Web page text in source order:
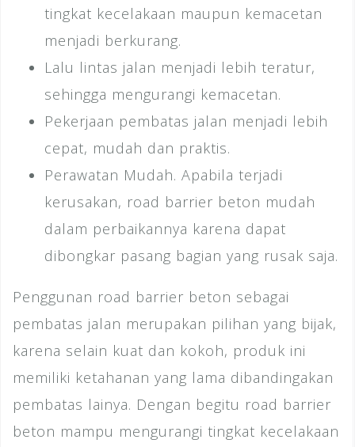
tingkat kecelakaan maupun kemacetan
menjadi berkurang.
Lalu lintas jalan menjadi lebih teratur,
sehingga mengurangi kemacetan.
Pekerjaan pembatas jalan menjadi lebih
cepat, mudah dan praktis.
Perawatan Mudah. Apabila terjadi
kerusakan, road barrier beton mudah
dalam perbaikannya karena dapat
dibongkar pasang bagian yang rusak saja.
Penggunan road barrier beton sebagai
pembatas jalan merupakan pilihan yang bijak,
karena selain kuat dan kokoh, produk ini
memiliki ketahanan yang lama dibandingakan
pembatas lainya. Dengan begitu road barrier
beton mampu mengurangi tingkat kecelakaan